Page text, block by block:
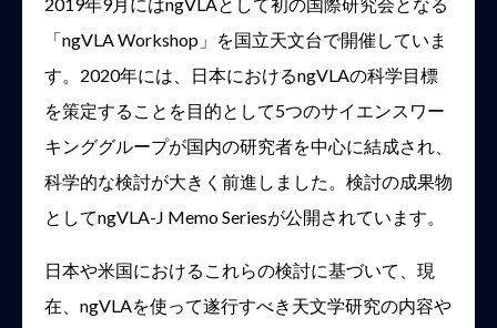
「ngVLA Workshop」を国立天文台で開催していま
す。2020年には、日本におけるngVLAの科学目標
を策定することを目的として5つのサイエンスワー
キンググループが国内の研究者を中心に結成され、
科学的な検討が大きく前進しました。検討の成果物
としてngVLA-J Memo Seriesが公開されています。
日本や米国におけるこれらの検討に基づいて、現
在、ngVLAを使って遂行すべき天文学研究の内容や